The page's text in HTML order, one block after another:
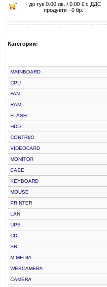
- до тук 0.00 лв. / 0.00 € с ДДС
продукти - 0 бр.
Категории:
MAINBOARD
CPU
FAN
RAM
FLASH
HDD
CONTRI/O
VIDEOCARD
MONITOR
CASE
KEYBOARD
MOUSE
PRINTER
LAN
UPS
CD
SB
M-MEDIA
WEBCAMERA
CAMERA